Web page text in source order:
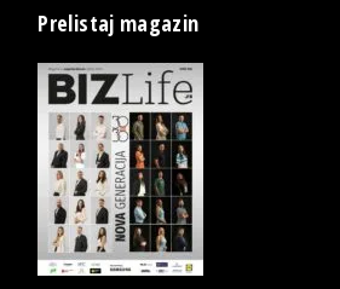
Prelistaj magazin